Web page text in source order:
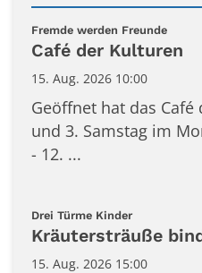
Datum: 15. August 2026
Fremde werden Freunde:
Café der Kulturen
15. Aug. 2026 10:00
Geöffnet hat das
und 3. Samstag im
- 12. ...
Drei Türme Kinder:
Kräutersträuße
15. Aug. 2026 15:00